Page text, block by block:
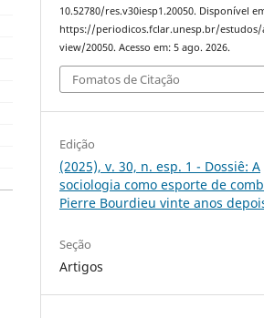
10.52780/res.v30iesp1.20050. Disponível
https://periodicos.fclar.unesp.br/
view/20050. Acesso em: 5 ago. 2026.
Fomatos de Citação
Edição
(2025), v. 30, n. esp. 1 - Dossiê: A
sociologia como esporte de
Pierre Bourdieu vinte anos
Seção
Artigos